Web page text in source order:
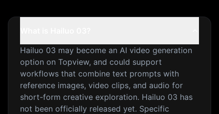
Hailuo 03 may become an AI video generation
option on Topview, and could support
workflows that combine text prompts with
reference images, video clips, and audio for
short-form creative exploration. Hailuo 03 has
not been officially released yet. Specific